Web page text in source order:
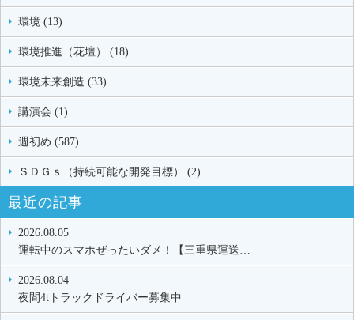
環境 (13)
環境推進（花壇） (18)
環境未来創造 (33)
講演会 (1)
週初め (587)
ＳＤＧｓ（持続可能な開発目標） (2)
最近の記事
2026.08.05
運転中のスマホぜったいダメ！【三重県運送…
2026.08.04
夜間4tトラックドライバー募集中